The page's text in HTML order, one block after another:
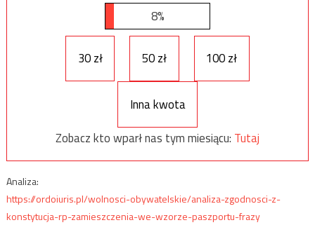
8%
30 zł 50 zł 100 zł
Inna kwota
Zobacz kto wparł nas tym miesiącu: Tutaj
Analiza:
https://ordoiuris.pl/wolnosci-obywatelskie/analiza-zgodnosci-z-
konstytucja-rp-zamieszczenia-we-wzorze-paszportu-frazy